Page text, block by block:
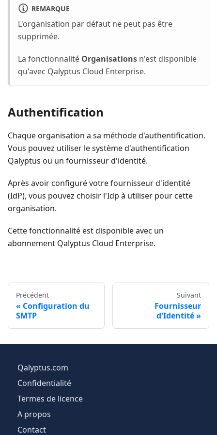
REMARQUE
L'organisation par défaut ne peut pas être
supprimée.
La fonctionnalité Organisations n'est disponible
qu'avec Qalyptus Cloud Enterprise.
Authentification
Chaque organisation a sa méthode d'authentification.
Vous pouvez utiliser le système d'authentification
Qalyptus ou un fournisseur d'identité.
Après avoir configuré votre fournisseur d'identité
(IdP), vous pouvez choisir l'Idp à utiliser pour cette
organisation.
Cette fonctionnalité est disponible avec un
abonnement Qalyptus Cloud Enterprise.
Précédent
Configuration du
SMTP
Suivant
Fournisseur
d'Identité
Qalyptus.com
Confidentialité
Termes de licence
A propos
Contact